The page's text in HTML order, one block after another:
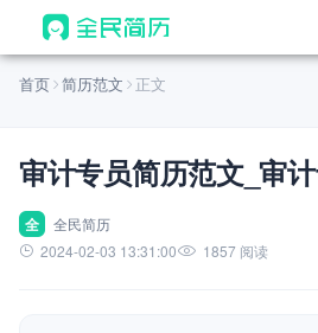
首页
AI 生成简历
AI 优化简历
AI 翻译简历
首页 简历范文 正文
审计专员简历范文_审
全
全民简历
2024-02-03 13:31:00
1857 阅读